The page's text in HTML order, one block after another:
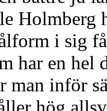
Holmberg
i sig
har en hel
man inför
hög